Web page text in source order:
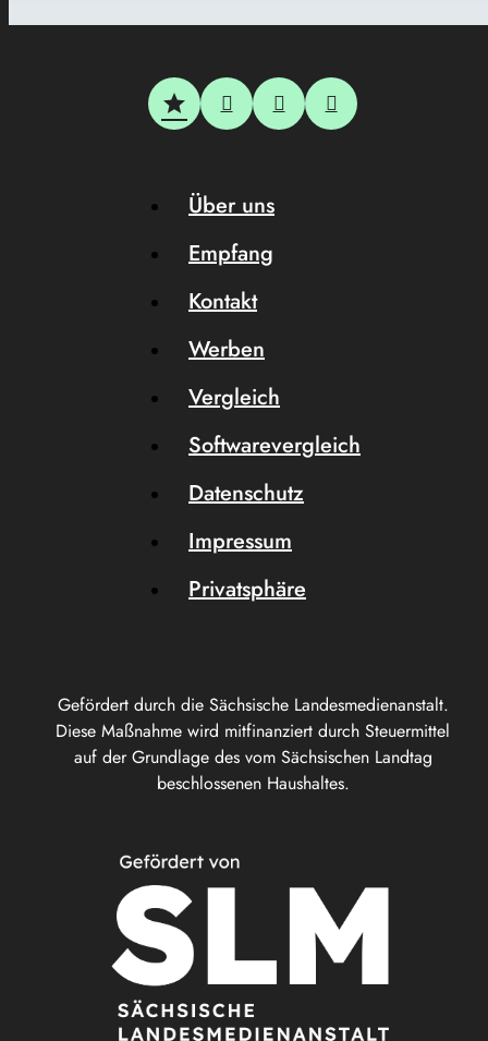
Gefördert durch die Sächsische Landesmedienanstalt.
Diese Maßnahme wird mitfinanziert durch Steuermittel
auf der Grundlage des vom Sächsischen Landtag
beschlossenen Haushaltes.
Über uns
Empfang
Kontakt
Werben
Vergleich
Softwarevergleich
Datenschutz
Impressum
Privatsphäre